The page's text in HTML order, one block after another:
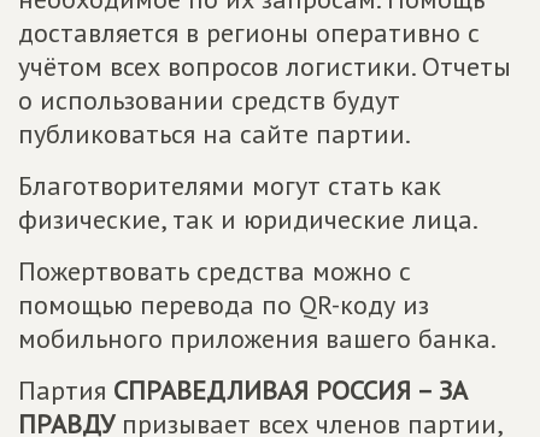
доставляется в регионы оперативно с
учётом всех вопросов логистики. Отчеты
о использовании средств будут
публиковаться на сайте партии.
Благотворителями могут стать как
физические, так и юридические лица.
Пожертвовать средства можно с
помощью перевода по QR-коду из
мобильного приложения вашего банка.
Партия СПРАВЕДЛИВАЯ РОССИЯ – ЗА
ПРАВДУпризывает всех членов партии,